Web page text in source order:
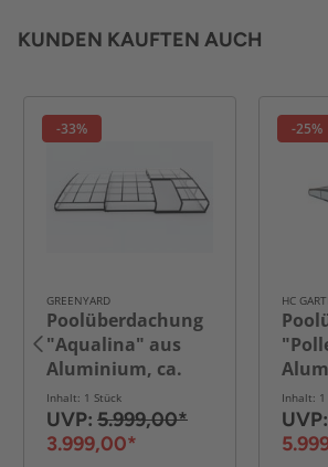
KUNDEN KAUFTEN AUCH
-33%
GREENYARD
Poolüberdachung
"Aqualina" aus
Aluminium, ca.
6,63 x 4,26 x 0,92 m
Inhalt: 1 Stück
UVP: 5.999,00*
3.999,00*
-25%
HC
6,63
Inhalt: 1
UVP: